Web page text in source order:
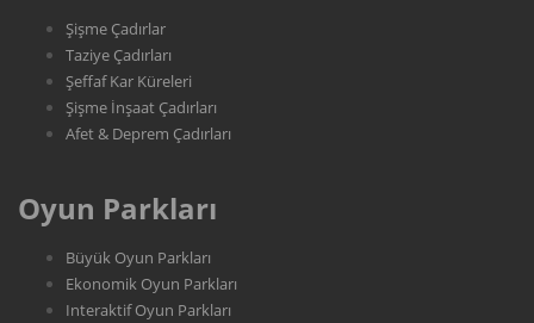
Şişme Çadırlar
Taziye Çadırları
Şeffaf Kar Küreleri
Şişme İnşaat Çadırları
Afet & Deprem Çadırları
Oyun Parkları
Büyük Oyun Parkları
Ekonomik Oyun Parkları
Interaktif Oyun Parkları